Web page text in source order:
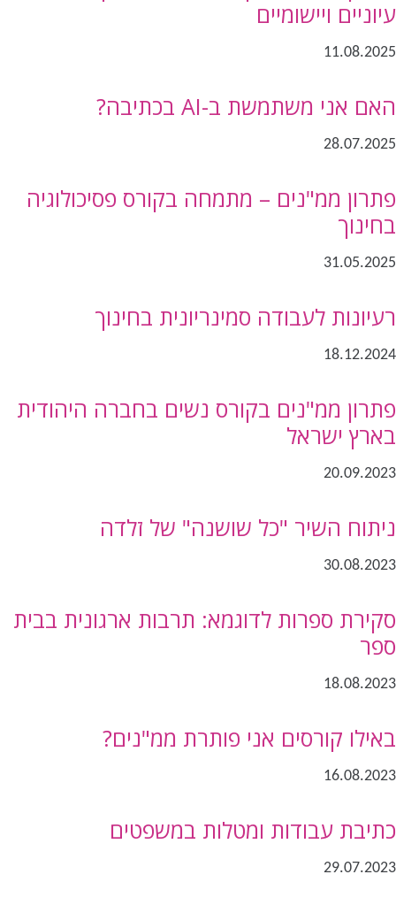
עיוניים ויישומיים
11.08.2025
האם אני משתמשת ב-AI בכתיבה?
28.07.2025
פתרון ממ"נים – מתמחה בקורס פסיכולוגיה
בחינוך
31.05.2025
רעיונות לעבודה סמינריונית בחינוך
18.12.2024
פתרון ממ"נים בקורס נשים בחברה היהודית
בארץ ישראל
20.09.2023
ניתוח השיר "כל שושנה" של זלדה
30.08.2023
סקירת ספרות לדוגמא: תרבות ארגונית בבית
ספר
18.08.2023
באילו קורסים אני פותרת ממ"נים?
16.08.2023
כתיבת עבודות ומטלות במשפטים
29.07.2023